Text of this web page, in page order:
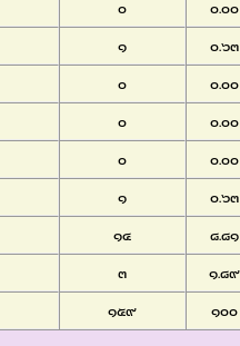
๐
๐.๐๐
๑
๐.๖๓
๐
๐.๐๐
๐
๐.๐๐
๐
๐.๐๐
๑
๐.๖๓
๑๔
๘.๘๑
๓
๑.๘๙
๑๕๙ ๑๐๐